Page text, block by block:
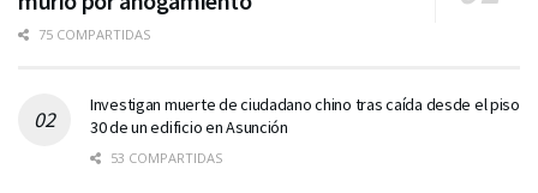
75 COMPARTIDAS
Investigan muerte de ciudadano chino tras caída desde el piso
30 de un edificio en Asunción
53 COMPARTIDAS